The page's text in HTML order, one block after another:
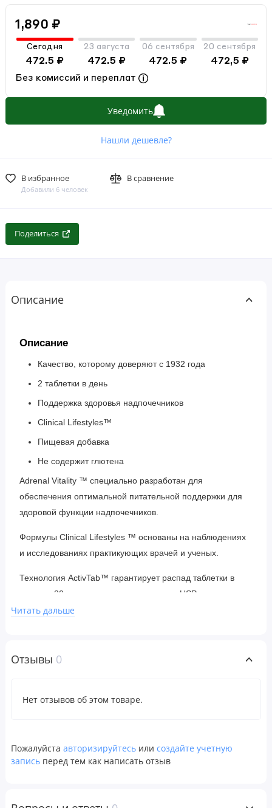
1,890 ₽
Сегодня
472.5 ₽
23 августа
472.5 ₽
06 сентября
472.5 ₽
20 сентября
472,5 ₽
Без комиссий и переплат
Уведомить
Нашли дешевле?
В избранное
Добавили 6 человек
В сравнение
Поделиться
Описание
Описание
Качество, которому доверяют с 1932 года
2 таблетки в день
Поддержка здоровья надпочечников
Clinical Lifestyles™
Пищевая добавка
Не содержит глютена
Adrenal Vitality ™ специально разработан для
обеспечения оптимальной питательной поддержки для
здоровой функции надпочечников.
Формулы Clinical Lifestyles ™ основаны на наблюдениях
и исследованиях практикующих врачей и ученых.
Технология ActivTab™ гарантирует распад таблетки в
течение 30 минут согласно стандартам USP.
запивая стаканом воды. Применять только согласно
стеарат магния.
Читать дальше
Отзывы 0
Нет отзывов об этом товаре.
Пожалуйста авторизируйтесь или создайте учетную
запись перед тем как написать отзыв